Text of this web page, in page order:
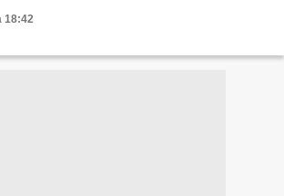
18:42